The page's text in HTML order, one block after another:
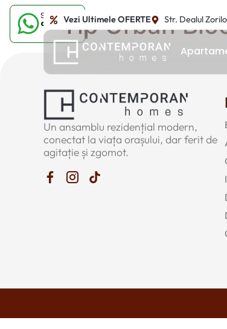
Vezi Ultimele OFERTE Str. Dealul
Tip Urban
Sună-ne
acum
Un ansamblu rezidențial modern,
conectat la viața orașului, dar ferit de
agitație și zgomot.